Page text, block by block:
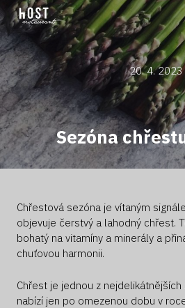
20. 4. 2023
Sezóna
Chřestová sezóna je vítaným
objevuje čerstvý a lahodný chřest.
bohatý na vitamíny a minerály a
chuťovou harmonii.
Chřest je jednou z
nabízí jen po omezenou dobu v